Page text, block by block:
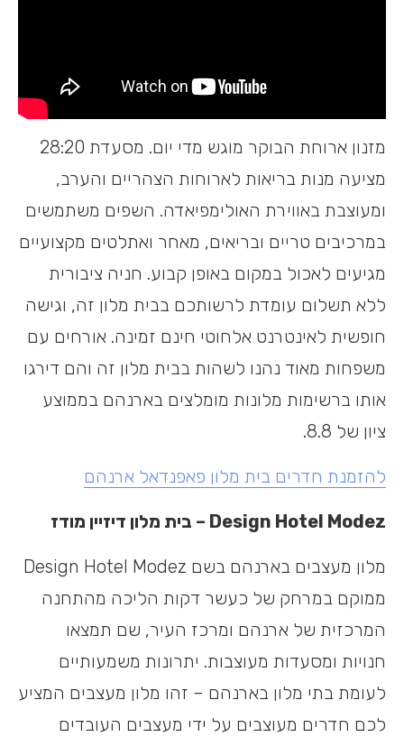
מזנון ארוחת הבוקר מוגש מדי יום. מסעדת 28:20
מציעה מנות בריאות לארוחות הצהריים והערב,
ומעוצבת באווירת האולימפיאדה. השפים משתמשים
במרכיבים טריים ובריאים, מאחר ואתלטים מקצועיים
מגיעים לאכול במקום באופן קבוע. חניה ציבורית
ללא תשלום עומדת לרשותכם בבית מלון זה, וגישה
חופשית לאינטרנט אלחוטי חינם זמינה. אורחים עם
משפחות מאוד נהנו לשהות בבית מלון זה והם דירגו
אותו ברשימות מלונות מומלצים בארנהם בממוצע
ציון של 8.8.
להזמנת חדרים בית מלון פאפנדאל ארנהם
Design Hotel Modez – בית מלון דיזיין מודז
מלון מעצבים בארנהם בשם Design Hotel Modez
ממוקם במרחק של כעשר דקות הליכה מהתחנה
המרכזית של ארנהם ומרכז העיר, שם תמצאו
חנויות ומסעדות מעוצבות. יתרונות משמעותיים
לעומת בתי מלון בארנהם – זהו מלון מעצבים המציע
לכם חדרים מעוצבים על ידי מעצבים העובדים